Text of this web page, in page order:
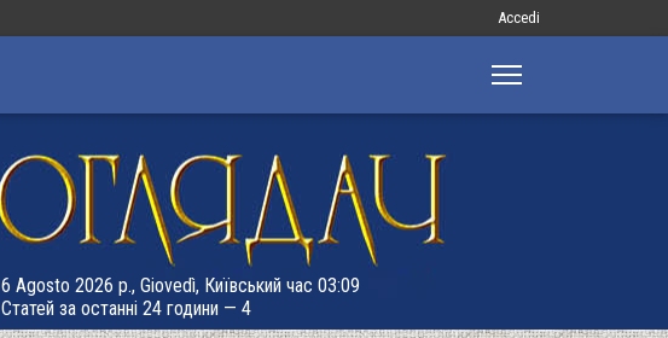
Меню
запису
Accedi
6 Agosto 2026 р., Giovedì, Київський час 03:09
Статей за останні 24 години — 4